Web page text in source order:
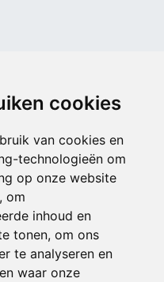
cookies
van cookies en
technologieën om
op onze website
om
inhoud en
tonen, om ons
te analyseren en
waar onze